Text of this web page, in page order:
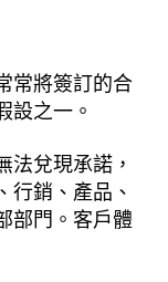
常將簽訂的合
設之一。
法兌現承諾，
行銷、產品、
部門。客戶體